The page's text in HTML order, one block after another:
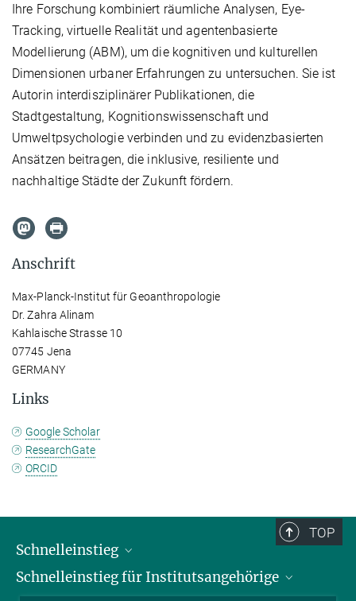
Ihre Forschung kombiniert räumliche Analysen, Eye-
Tracking, virtuelle Realität und agentenbasierte
Modellierung (ABM), um die kognitiven und kulturellen
Dimensionen urbaner Erfahrungen zu untersuchen. Sie ist
Autorin interdisziplinärer Publikationen, die
Stadtgestaltung, Kognitionswissenschaft und
Umweltpsychologieverbinden und zu evidenzbasierten
Ansätzen beitragen, die inklusive, resiliente und
nachhaltige Städte der Zukunft fördern.
Anschrift
Max-Planck-Institut für Geoanthropologie
Dr. Zahra Alinam
Kahlaische Strasse 10
07745 Jena
GERMANY
Links
Google Scholar
ResearchGate
ORCID
TOP
Schnelleinstieg
Bibliothek
Schnelleinstieg für Institutsangehörige